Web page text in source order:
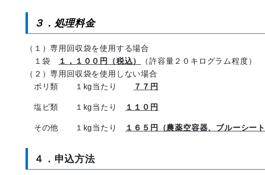
３．処理料金
（１）専用回収袋を使用する場合
１袋
１，１００円（税込） （許容量２０キログラム程度）
（２）専用回収袋を使用しない場合
ポリ類 １kg当たり
７７円
塩ビ類 １kg当たり １１０円
その他 １kg当たり １６５円（農薬空容器、ブルーシー
４．申込方法